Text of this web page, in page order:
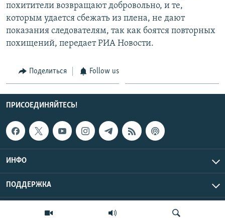
похитители возвращают добровольно, и те,
которым удается сбежать из плена, не дают
показания следователям, так как боятся повторных
похищений, передает РИА Новости.
Поделиться Follow us
ПРИСОЕДИНЯЙТЕСЬ!
ИНФО
ПОДДЕРЖКА
Эхо Кавказа © 2026 RFE/RL, Inc. | Все права защищены.